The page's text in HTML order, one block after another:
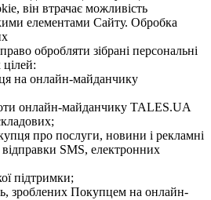
він втрачає можливість
елементами Сайту. Обробка
обробляти зібрані персональні
на онлайн-майданчику
онлайн-майданчику TALES.UA
про послуги, новини і рекламні
SMS, електронних
підтримки;
зроблених Покупцем на онлайн-